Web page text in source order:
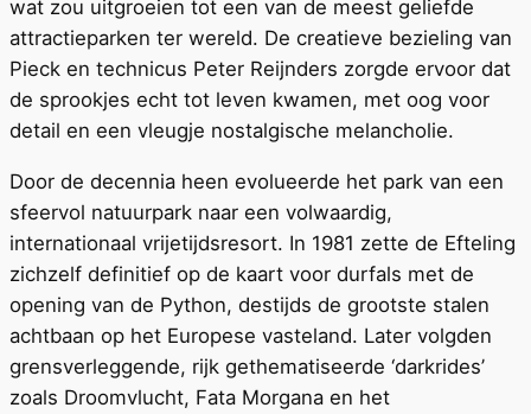
wat zou uitgroeien tot een van de meest geliefde
attractieparken ter wereld. De creatieve bezieling van
Pieck en technicus Peter Reijnders zorgde ervoor dat
de sprookjes echt tot leven kwamen, met oog voor
detail en een vleugje nostalgische melancholie.
Door de decennia heen evolueerde het park van een
sfeervol natuurpark naar een volwaardig,
internationaal vrijetijdsresort. In 1981 zette de Efteling
zichzelf definitief op de kaart voor durfals met de
opening van de Python, destijds de grootste stalen
achtbaan op het Europese vasteland. Later volgden
grensverleggende, rijk gethematiseerde ‘darkrides’
zoals Droomvlucht, Fata Morgana en het